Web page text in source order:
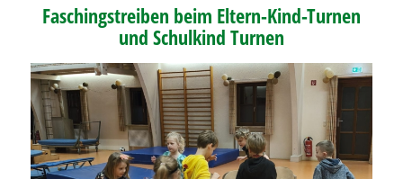
Faschingstreiben beim Eltern-Kind-Turnen
und Schulkind Turnen